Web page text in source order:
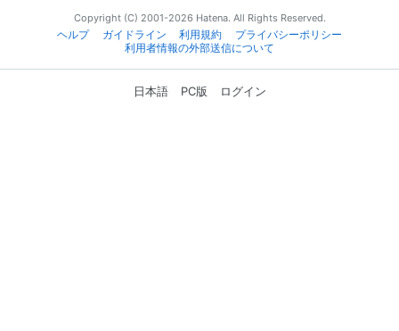
Copyright (C) 2001-2026 Hatena. All Rights Reserved.
ヘルプ
ガイドライン 利用規約
プライバシーポリシー
利用者情報の外部送信について
日本語 PC版 ログイン